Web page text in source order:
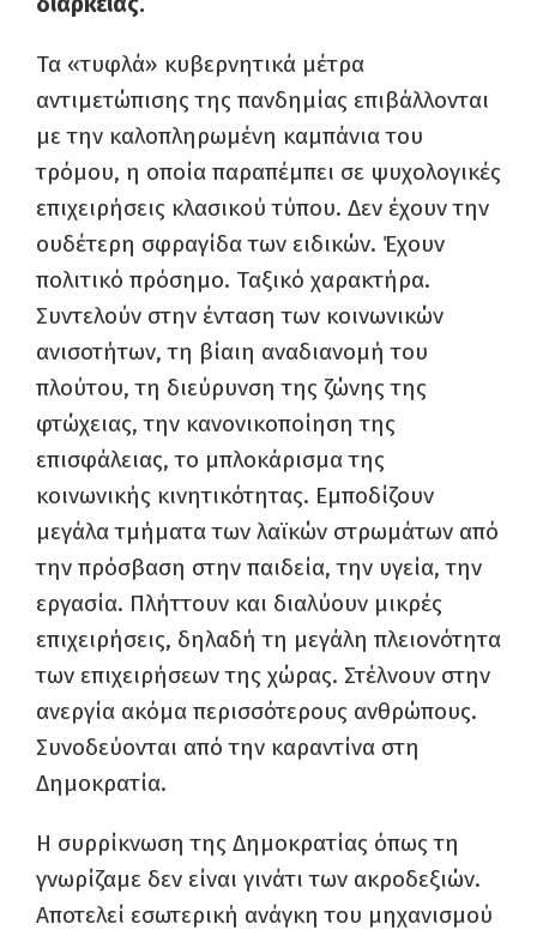
Τα «τυφλά» κυβερνητικά μέτρα
αντιμετώπισης της πανδημίας επιβάλλονται
με την καλοπληρωμένη καμπάνια του
τρόμου, η οποία παραπέμπει σε ψυχολογικές
επιχειρήσεις κλασικού τύπου. Δεν έχουν την
ουδέτερη σφραγίδα των ειδικών. Έχουν
πολιτικό πρόσημο. Ταξικό χαρακτήρα.
Συντελούν στην ένταση των κοινωνικών
ανισοτήτων, τη βίαιη αναδιανομή του
πλούτου, τη διεύρυνση της ζώνης της
φτώχειας, την κανονικοποίηση της
επισφάλειας, το μπλοκάρισμα της
κοινωνικής κινητικότητας. Εμποδίζουν
μεγάλα τμήματα των λαϊκών στρωμάτων από
την πρόσβαση στην παιδεία, την υγεία, την
εργασία. Πλήττουν και διαλύουν μικρές
επιχειρήσεις, δηλαδή τη μεγάλη πλειονότητα
των επιχειρήσεων της χώρας. Στέλνουν στην
ανεργία ακόμα περισσότερους ανθρώπους.
Συνοδεύονται από την καραντίνα στη
Δημοκρατία.
Η συρρίκνωση της Δημοκρατίας όπως τη
γνωρίζαμε δεν είναι γινάτι των ακροδεξιών.
Αποτελεί εσωτερική ανάγκη του μηχανισμού